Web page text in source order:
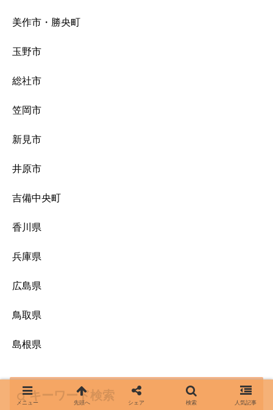
美作市・勝央町
玉野市
総社市
笠岡市
新見市
井原市
吉備中央町
香川県
兵庫県
広島県
鳥取県
島根県
キーワード検索
メニュー 先頭へ シェア 検索 人気記事